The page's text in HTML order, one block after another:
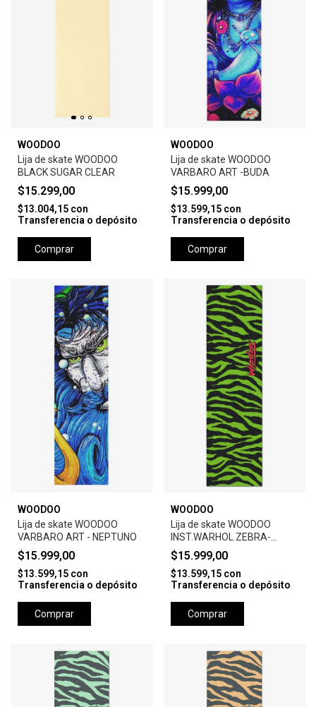
WOODOO
Lija de skate WOODOO
BLACK SUGAR CLEAR
$15.299,00
$13.004,15 con
Transferencia o depósito
Comprar
WOODOO
Lija de skate WOODOO
VARBARO ART -BUDA
$15.999,00
$13.599,15 con
Transferencia o depósito
Comprar
WOODOO
Lija de skate WOODOO
VARBARO ART - NEPTUNO
$15.999,00
$13.599,15 con
Transferencia o depósito
Comprar
WOODOO
Lija de skate WOODOO
INST.WARHOL ZEBRA-
GREEN
$15.999,00
$13.599,15 con
Transferencia o depósito
Comprar